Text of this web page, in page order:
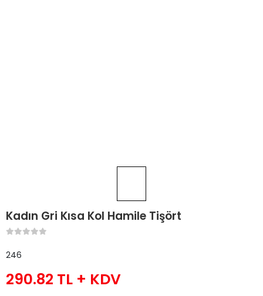
Kadın Gri Kısa Kol Hamile Tişört
246
290.82 TL + KDV